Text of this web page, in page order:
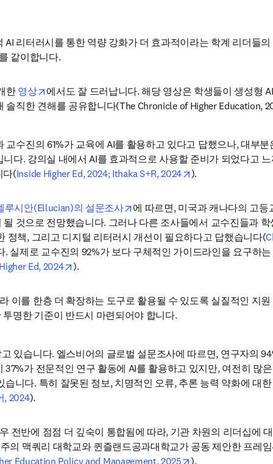
리터러시를 통한 역량 강화가 더 효과적이라는 학계 리더들
같이합니다.
한 영상 opens in new tab/window
에서도 잘 드러납니다. 해당 영상은 학생들이 생성형
직한 견해를 공유합니다(The Chronicle of Higher Education,
수진의 61%가 교육에 AI를 활용하고 있다고 답했으나, 대부
다. 강의실 내에서 AI를 효과적으로 사용할 준비가 되었다고
다(Inside Higher Ed, 2024; Ithaka S+R, 2024 opens in new tab/
).
루시안(Ellucian)의 설문조사 opens in new tab/window
에 따르면, 미국과 캐나다의 고
것으로 전망했습니다. 그러나 다른 조사들에서 교수진들과
정책, 그리고 디지털 리터러시 개선이 필요하다고 답했습니다(
실제로 교수진의 92%가 보다 구체적인 가이드라인을 요구하
Ed, 2024
opens in new tab/window
).
이를 한층 더 확장하는 도구로 활용될 수 있도록 실질적인 지
명한 기준이 반드시 마련되어야 합니다.
있습니다. 엘스비어의 글로벌 설문조사에 따르면, 연구자의
가 전문적인 연구 활동에 AI를 활용하고 있지만, 여전히 많
니다. 특히 잘못된 정보, 치명적인 오류, 추론 능력 약화에 대
, 2024).
전반에 점점 더 깊숙이 통합됨에 따라, 기관 차원의 리더십에
의 맥쿼리 대학교와 퀸즐랜드공과대학교가 공동 제안한 프레
Education Policy and Management, 2025
opens in new tab/
).